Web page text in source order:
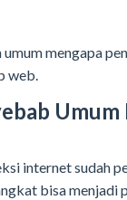
umum mengapa
web.
internet sudah
bisa menjadi